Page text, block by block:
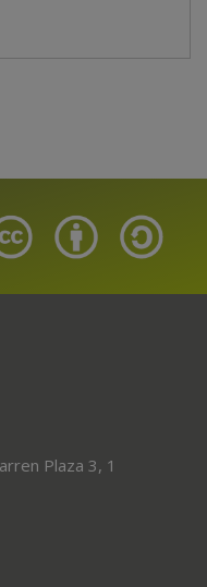
Plaza 3, 1